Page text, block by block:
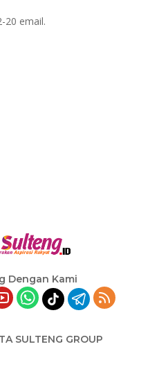
20 email.
Dengan Kami
SULTENG GROUP